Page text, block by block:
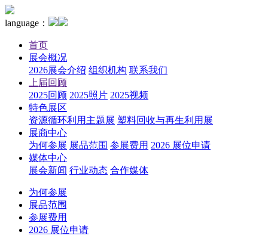
language：
首页
展会概况
2026展会介绍 组织机构 联系我们
上届回顾
2025回顾 2025照片 2025视频
特色展区
资源循环利用主题展 塑料回收与再生利用展
展商中心
为何参展 展品范围 参展费用 2026 展位申请
媒体中心
展会新闻 行业动态 合作媒体
为何参展
展品范围
参展费用
2026 展位申请